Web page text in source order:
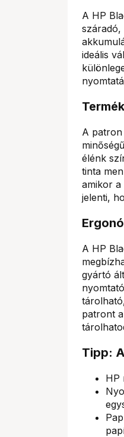
A HP
száradó,
ideális
A patron
élénk
tinta
amikor a
jelenti,
A HP
gyártó
patront
Tipp:
HP